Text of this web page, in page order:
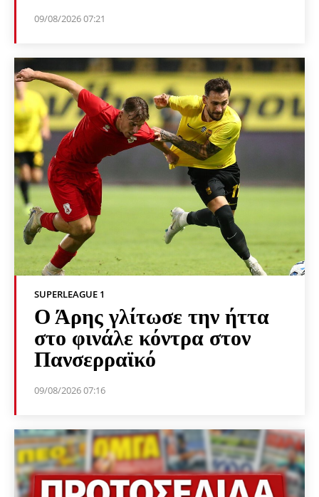
09/08/2026 07:21
SUPERLEAGUE 1
Ο Άρης γλίτωσε την ήττα
στο φινάλε κόντρα στον
Πανσερραϊκό
09/08/2026 07:16